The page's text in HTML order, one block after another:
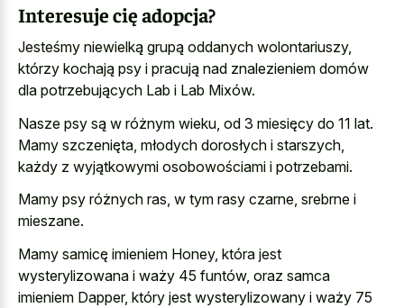
Interesuje cię adopcja?
Jesteśmy niewielką grupą oddanych wolontariuszy,
którzy kochają psy i pracują nad znalezieniem domów
dla potrzebujących Lab i Lab Mixów.
Nasze psy są w różnym wieku, od 3 miesięcy do 11 lat.
Mamy szczenięta, młodych dorosłych i starszych,
każdy z wyjątkowymi osobowościami i potrzebami.
Mamy psy różnych ras, w tym rasy czarne, srebrne i
mieszane.
Mamy samicę imieniem Honey, która jest
wysterylizowana i waży 45 funtów, oraz samca
imieniem Dapper, który jest wysterylizowany i waży 75